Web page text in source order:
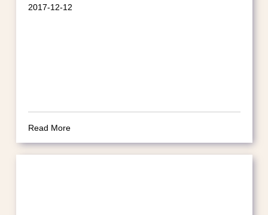
2017-12-12
Read More